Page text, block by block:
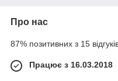
Про нас
87% позитивних з 15
Працює з 16.03.2018